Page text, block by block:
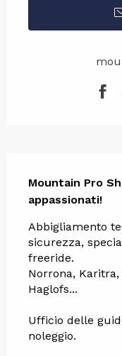
Mountain Pro
appassionati!
Abbigliamento
sicurezza,
freeride.
Norrona,
Haglofs...
Ufficio delle
noleggio.